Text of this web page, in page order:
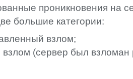
проникновения на
большие категории:
взлом;
(сервер был взломан